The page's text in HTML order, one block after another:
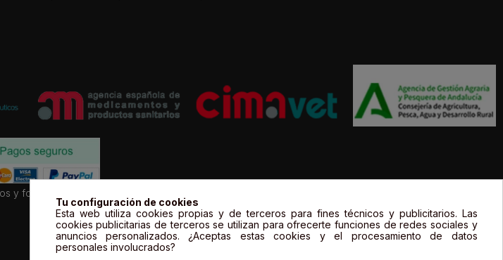
y fotos de productos son propiedad legal de sus propietarios y sólo se muestran a título informativo.
Tu configuración de cookies
Esta web utiliza cookies propias y de terceros para fines técnicos y publicitarios. Las
cookies publicitarias de terceros se utilizan para ofrecerte funciones de redes sociales y
anuncios personalizados. ¿Aceptas estas cookies y el procesamiento de datos
personales involucrados?